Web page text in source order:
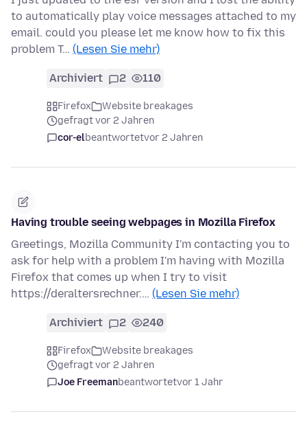
to automatically play voice messages attached to my
email. could you please let me know how to fix this
problem T… (Lesen Sie mehr)
Archiviert 2 110
Firefox
Website breakages
gefragt vor 2 Jahren
cor-elbeantwortetvor 2 Jahren
Having trouble seeing webpages in Mozilla Firefox
Greetings, Mozilla Community I'm contacting you to
ask for help with a problem I'm having with Mozilla
Firefox that comes up when I try to visit
https://deraltersrechner.… (Lesen Sie mehr)
Archiviert 2 240
Firefox
Website breakages
gefragt vor 2 Jahren
Joe Freemanbeantwortetvor 1 Jahr